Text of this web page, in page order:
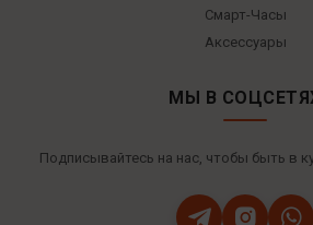
Смарт-Часы
Аксессуары
МЫ В
Подписывайтесь на нас, чтобы быть в